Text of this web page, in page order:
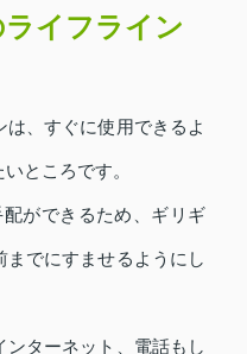
イフライン
、すぐに使用できるよ
ところです。
ができるため、ギリギ
までにすませるようにし
ターネット、電話もし